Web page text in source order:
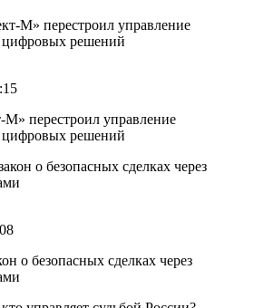
перестроил управление
решений
о безопасных сделках через